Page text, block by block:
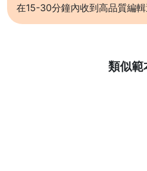
在15-30分鐘內收到高品質編輯
類似範
了解更